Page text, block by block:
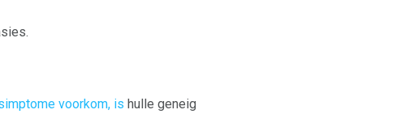
voorkom, is hulle geneig